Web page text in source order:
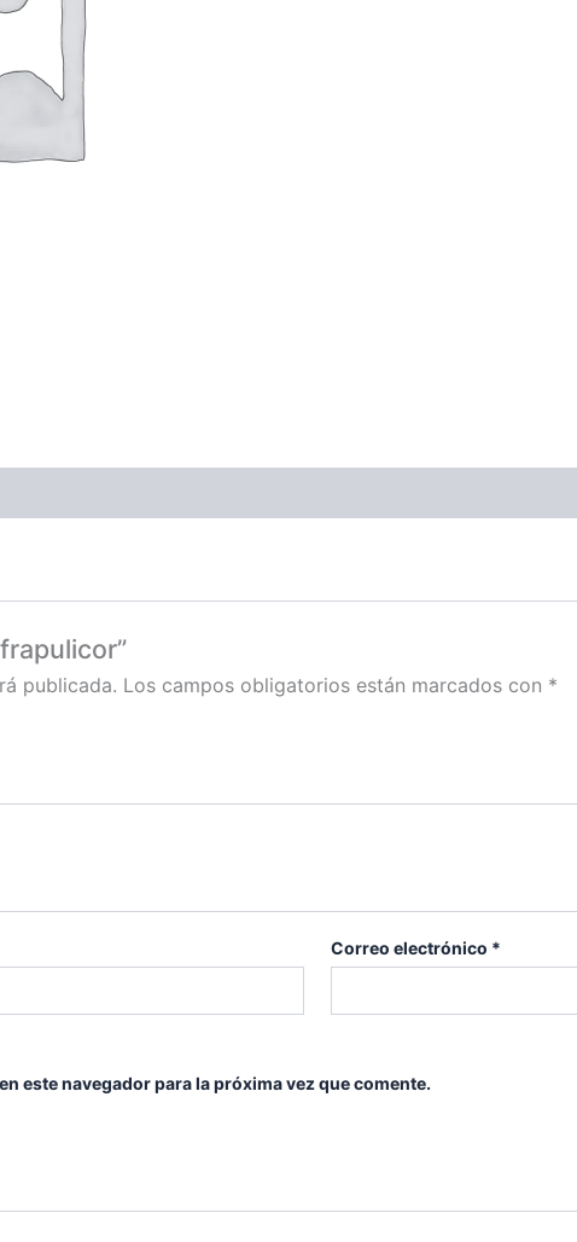
publicada. Los campos obligatorios están marcados con *
Correo electrónico *
este navegador para la próxima vez que comente.